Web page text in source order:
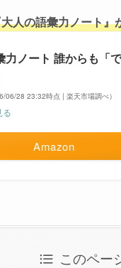
人の語彙力ノート
力ノート 誰からも「
06/28 23:32時点 | 楽天市場調べ）
る
Amazon
このペー